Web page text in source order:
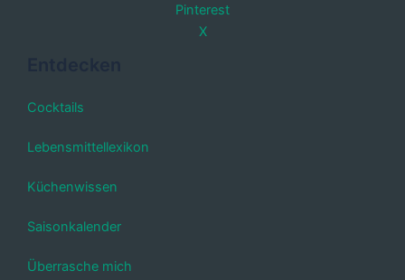
Pinterest
X
Cocktails
Lebensmittellexikon
Küchenwissen
Saisonkalender
Überrasche mich